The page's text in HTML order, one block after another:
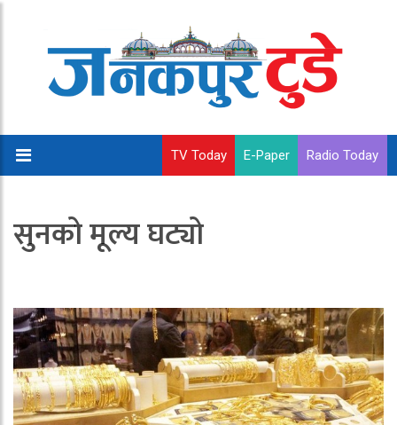
TV Today E-Paper Radio Today
सुनको मूल्य घट्यो